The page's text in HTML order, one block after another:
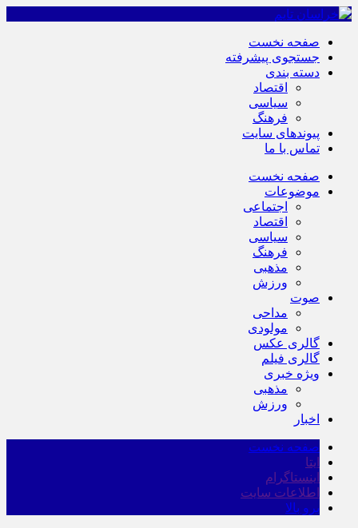
صفحه نخست
جستجوی پیشرفته
دسته بندی
اقتصاد
سیاسی
فرهنگ
پیوندهای سایت
تماس با ما
صفحه نخست
موضوعات
اجتماعی
اقتصاد
سیاسی
فرهنگ
مذهبی
ورزش
صوت
مداحی
مولودی
گالری عکس
گالری فیلم
ویژه خبری
مذهبی
ورزش
اخبار
صفحه نخست
ایتا
اینستاگرام
اطلاعات سایت
برو بالا